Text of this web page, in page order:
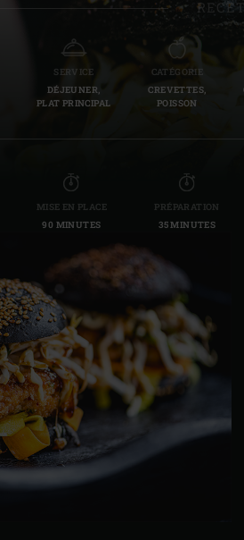
SERVICE
DÉJEUNER,
PLAT PRINCIPAL
CATÉGORIE
CREVETTES,
POISSON
MISE EN PLACE
90 MINUTES
PRÉPARATION
35 MINUTES